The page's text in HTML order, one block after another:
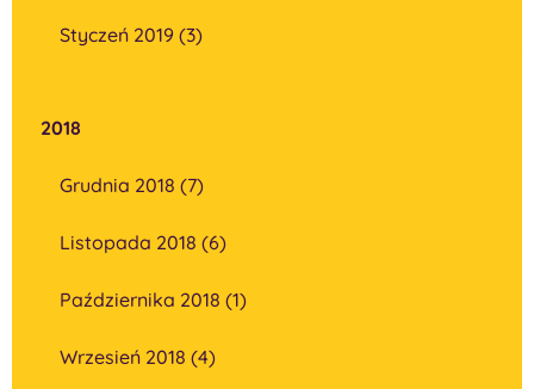
Styczeń 2019 (3)
2018
Grudnia 2018 (7)
Listopada 2018 (6)
Października 2018 (1)
Wrzesień 2018 (4)